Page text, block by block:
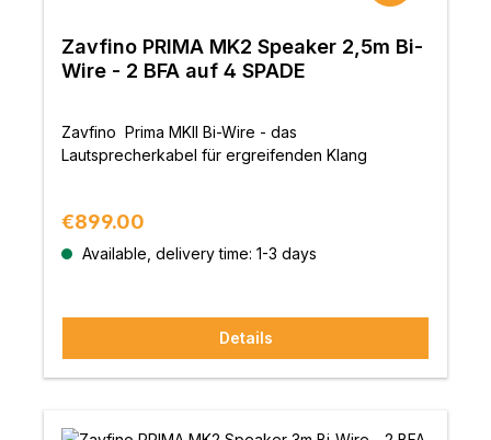
Zavfino PRIMA MK2 Speaker 2,5m Bi-
Wire - 2 BFA auf 4 SPADE
Zavfino Prima MKII Bi-Wire - das
Lautsprecherkabel für ergreifenden Klang
Regular price:
€899.00
Available, delivery time: 1-3 days
Details